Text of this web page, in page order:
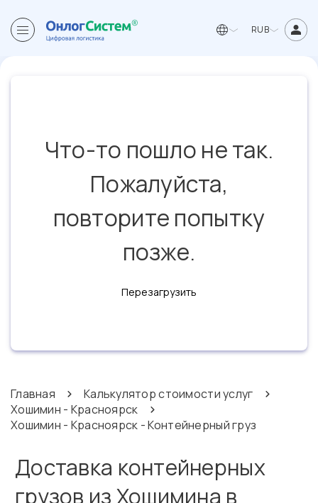
RUB
Что-то пошло не так.
Пожалуйста,
повторите попытку
позже.
Перезагрузить
Главная
Калькулятор стоимости услуг
Хошимин - Красноярск
Хошимин - Красноярск - Контейнерный груз
Доставка контейнерных
грузов из Хошимина в